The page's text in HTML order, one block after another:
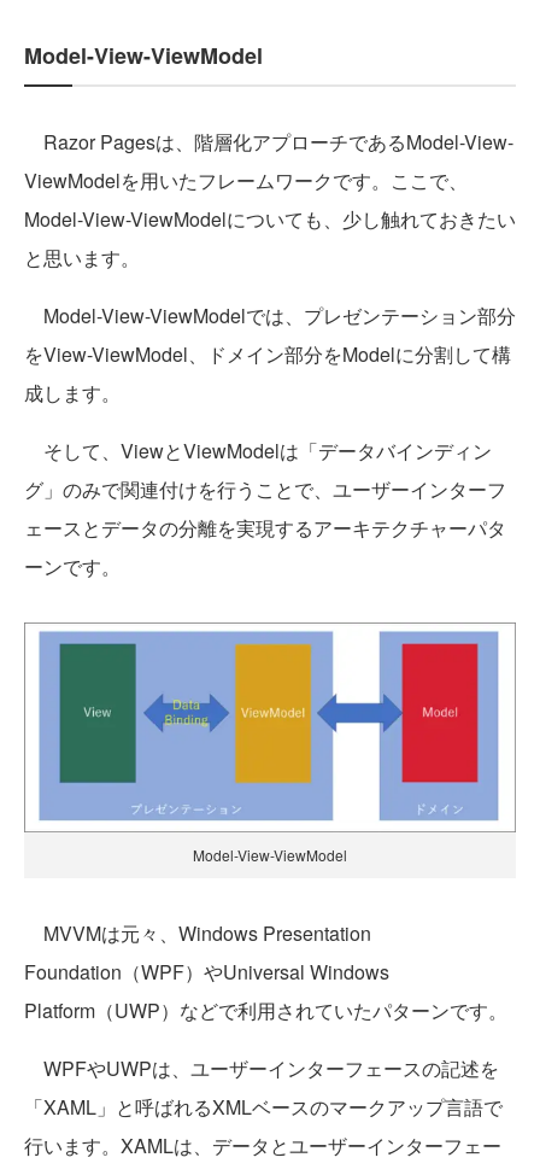
Model-View-ViewModel
Razor Pagesは、階層化アプローチであるModel-View-
ViewModelを用いたフレームワークです。ここで、
Model-View-ViewModelについても、少し触れておきたい
と思います。
Model-View-ViewModelでは、プレゼンテーション部分
をView-ViewModel、ドメイン部分をModelに分割して構
成します。
そして、ViewとViewModelは「データバインディン
グ」のみで関連付けを行うことで、ユーザーインターフ
ェースとデータの分離を実現するアーキテクチャーパタ
ーンです。
Model-View-ViewModel
MVVMは元々、Windows Presentation
Foundation（WPF）やUniversal Windows
Platform（UWP）などで利用されていたパターンです。
WPFやUWPは、ユーザーインターフェースの記述を
「XAML」と呼ばれるXMLベースのマークアップ言語で
行います。XAMLは、データとユーザーインターフェー